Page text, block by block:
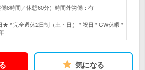
8時間／休憩60分）時間外労働：有
* 完全週休2日制（土・日） * 祝日 * GW休暇 *
…
気になる